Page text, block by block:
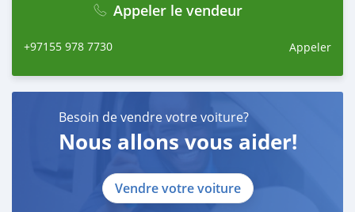
Appeler le vendeur
+97155 978 7730 Appeler
Besoin de vendre votre voiture?
Nous allons vous aider!
Vendre votre voiture